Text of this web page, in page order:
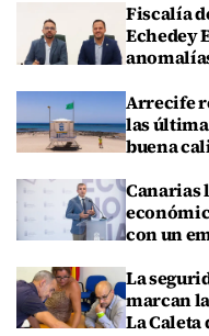
Fiscalía
Echedey
Arrecife
las
buena
Canarias
con un
La
marcan
La Caleta